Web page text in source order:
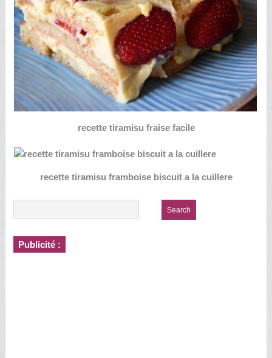
recette tiramisu fraise facile
recette tiramisu framboise biscuit a la cuillere
Publicité :